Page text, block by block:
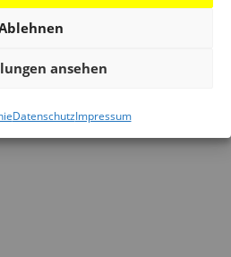
ansehen
DatenschutzImpressum